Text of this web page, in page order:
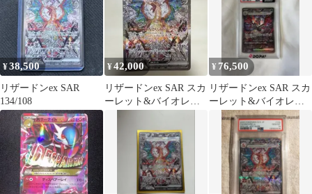
¥38,500
リザードンex SAR
134/108
¥42,000
リザードンex SAR スカ
ーレット&バイオレッ
¥ 76,500
リザードンex SAR スカ
ーレット&バイオレッ
ト PSA10